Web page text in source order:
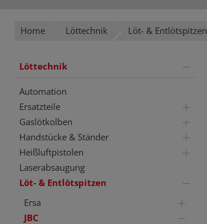
Home Löttechnik Löt- & Entlötspitzen
Löttechnik
Automation
Ersatzteile
Gaslötkolben
Handstücke & Ständer
Heißluftpistolen
Laserabsaugung
Löt- & Entlötspitzen
Ersa
JBC